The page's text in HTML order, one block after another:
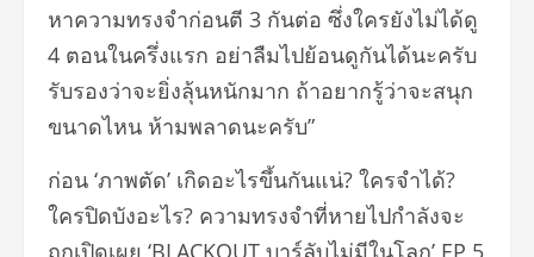
หาความทรงจำก่อนตี 3 กันต่อ ซึ่งใครยังไม่ได้ดู
4 ตอนในครึ่งแรก อย่าลืมไปย้อนดูกันได้นะครับ
รับรองว่าจะยิ่งลุ้นหนักมาก ถ้าอยากรู้ว่าจะสนุก
ขนาดไหน ห้ามพลาดนะครับ”
ก่อน ‘ภาพตัด’ เกิดอะไรขึ้นกันแน่? ใครจำได้?
ใครปิดบังอะไร? ความทรงจำที่หายไปกำลังจะ